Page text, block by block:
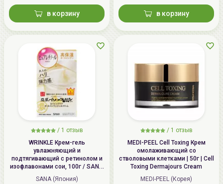
в корзину в корзину
/ 1 отзыв
WRINKLE Крем-гель
увлажняющий и
подтягивающий с ретинолом и
изофлавонами сои, 100г / SANA
WRINKLE Gel Cream
SANA (Япония)
/ 1 отзыв
MEDI-PEEL Cell Toxing Крем
омолаживающий со
стволовыми клетками | 50г | Cell
Toxing Dermajours Cream
MEDI-PEEL (Корея)